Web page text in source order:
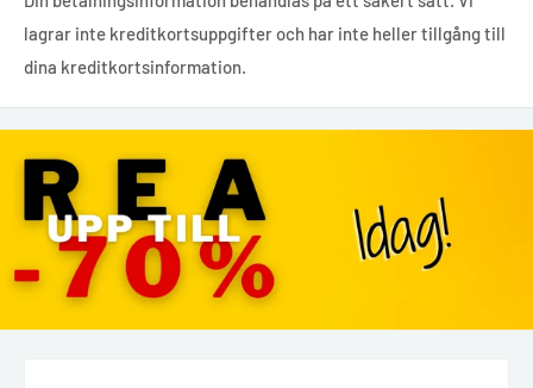
lagrar inte kreditkortsuppgifter och har inte heller tillgång till
dina kreditkortsinformation.